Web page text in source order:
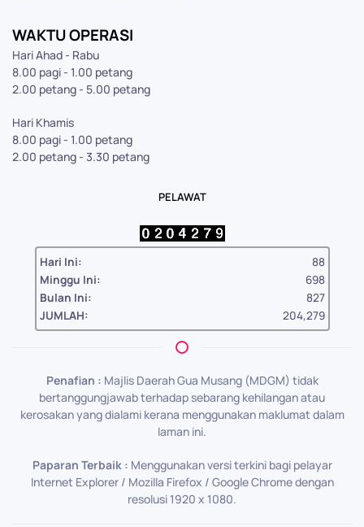
WAKTU OPERASI
Hari Ahad - Rabu
8.00 pagi - 1.00 petang
2.00 petang - 5.00 petang
Hari Khamis
8.00 pagi - 1.00 petang
2.00 petang - 3.30 petang
PELAWAT
Hari Ini:
88
Minggu Ini:
698
Bulan Ini:
827
JUMLAH:
204,279
Penafian : Majlis Daerah Gua Musang (MDGM) tidak
bertanggungjawab terhadap sebarang kehilangan atau
kerosakan yang dialami kerana menggunakan maklumat dalam
laman ini.
Paparan Terbaik : Menggunakan versi terkini bagi pelayar
Internet Explorer / Mozilla Firefox / Google Chrome dengan
resolusi 1920 x 1080.